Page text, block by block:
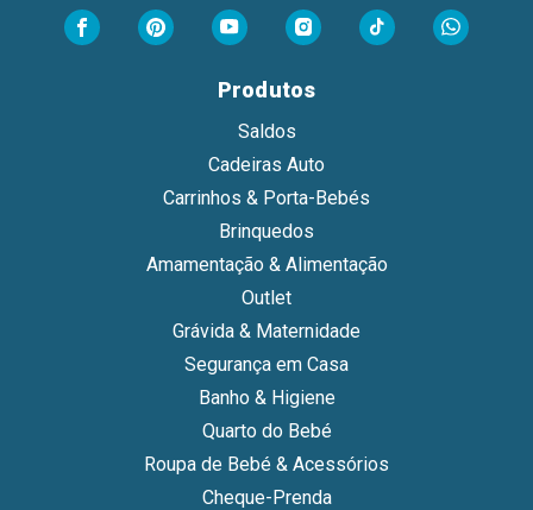
Produtos
Saldos
Cadeiras Auto
Carrinhos & Porta-Bebés
Brinquedos
Amamentação & Alimentação
Outlet
Grávida & Maternidade
Segurança em Casa
Banho & Higiene
Quarto do Bebé
Roupa de Bebé & Acessórios
Cheque-Prenda